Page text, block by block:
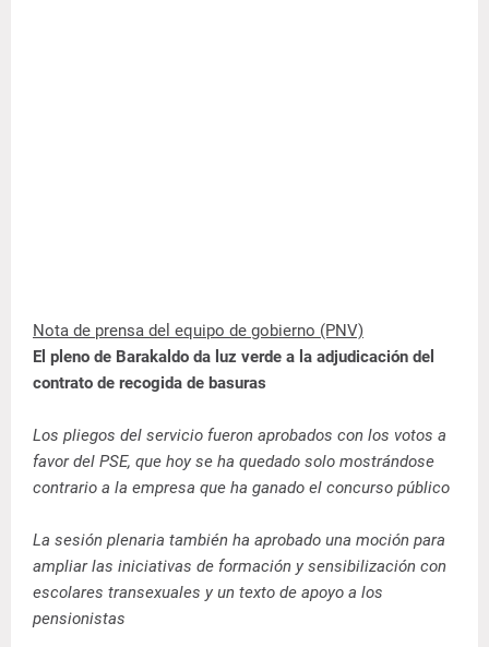
Nota de prensa del equipo de gobierno (PNV)
El pleno de Barakaldo da luz verde a la adjudicación del
contrato de recogida de basuras
Los pliegos del servicio fueron aprobados con los votos a
favor del PSE, que hoy se ha quedado solo mostrándose
contrario a la empresa que ha ganado el concurso público
La sesión plenaria también ha aprobado una moción para
ampliar las iniciativas de formación y sensibilización con
escolares transexuales y un texto de apoyo a los
pensionistas